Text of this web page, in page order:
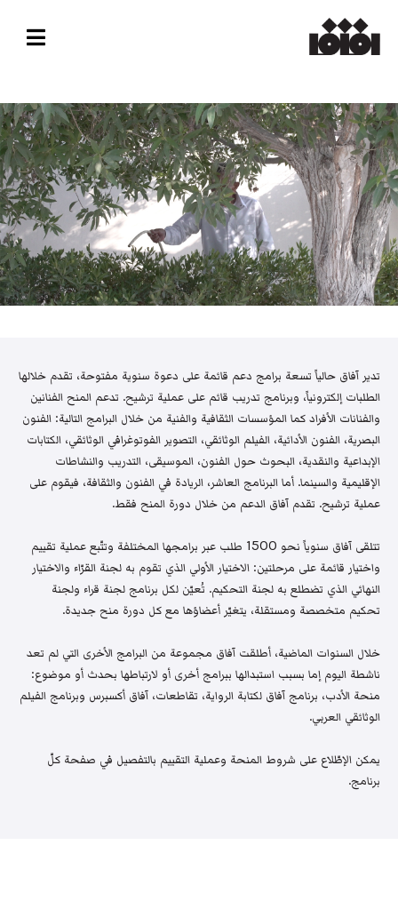
تدير آفاق حالياً تسعة برامج دعم قائمة على دعوة سنوية مفتوحة، تقدم خلالها
الطلبات إلكترونياً، وبرنامج تدريب قائم على عملية ترشيح. تدعم المنح الفنانين
والفنانات الأفراد كما المؤسسات الثقافية والفنية من خلال البرامج التالية: الفنون
البصرية، الفنون الأدائية، الفيلم الوثائقي، التصوير الفوتوغرافي الوثائقي، الكتابات
الإبداعية والنقدية، البحوث حول الفنون، الموسيقى، التدريب والنشاطات
الإقليمية والسينما. أما البرنامج العاشر، الريادة في الفنون والثقافة، فيقوم على
عملية ترشيح. تقدم آفاق الدعم من خلال دورة المنح فقط.
تتلقى آفاق سنوياً نحو 1500 طلب عبر برامجها المختلفة وتتّبع عملية تقييم
واختيار قائمة على مرحلتين: الاختيار الأولي الذي تقوم به لجنة القرّاء والاختيار
النهائي الذي تضطلع به لجنة التحكيم. تُعيّن لكل برنامج لجنة قراء ولجنة
تحكيم متخصصة ومستقلة، يتغيّر أعضاؤها مع كل دورة منح جديدة.
خلال السنوات الماضية، أطلقت آفاق مجموعة من البرامج الأخرى التي لم تعد
ناشطة اليوم إما بسبب استبدالها ببرامج أخرى أو لارتباطها بحدث أو موضوع:
منحة الأدب، برنامج آفاق لكتابة الرواية، تقاطعات، آفاق أكسبرس وبرنامج الفيلم
الوثائقي العربي.
يمكن الإطّلاع على شروط المنحة وعملية التقييم بالتفصيل في صفحة كلّ
برنامج.